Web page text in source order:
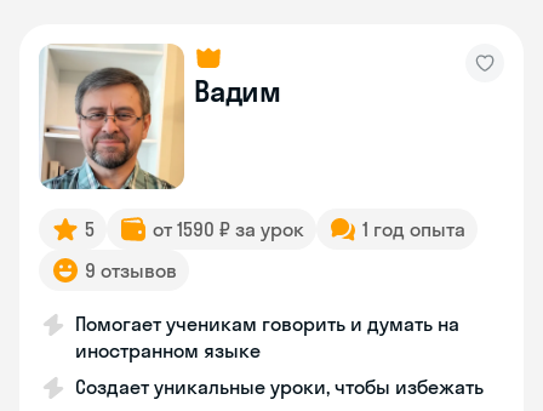
Вадим
5 от 1590 ₽ за урок
1 год опыта
9 отзывов
Помогает ученикам говорить и думать на
иностранном языке
Создает уникальные уроки, чтобы избежать